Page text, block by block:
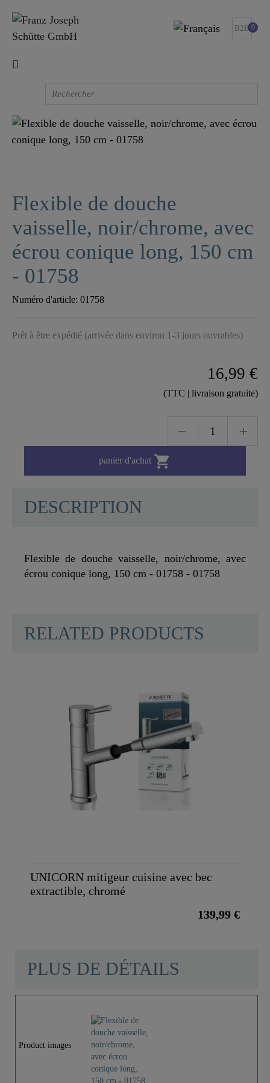
B2B 0
Flexible de douche
vaisselle, noir/chrome, avec
écrou conique long, 150 cm
- 01758
Numéro d'article: 01758
Prêt à être expédié (arrivée dans environ 1-3 jours ouvrables)
16,99 €
(TTC | livraison gratuite)
panier d'achat 
DESCRIPTION
Flexible de douche vaisselle, noir/chrome, avec
écrou conique long, 150 cm - 01758 - 01758
0,0 Kg
150,0 Cm
RELATED PRODUCTS
UNICORN mitigeur cuisine avec bec
extractible, chromé
139,99 €
PLUS DE DÉTAILS
Product images